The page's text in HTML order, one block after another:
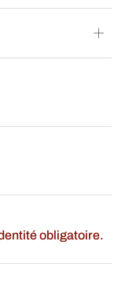
obligatoire.